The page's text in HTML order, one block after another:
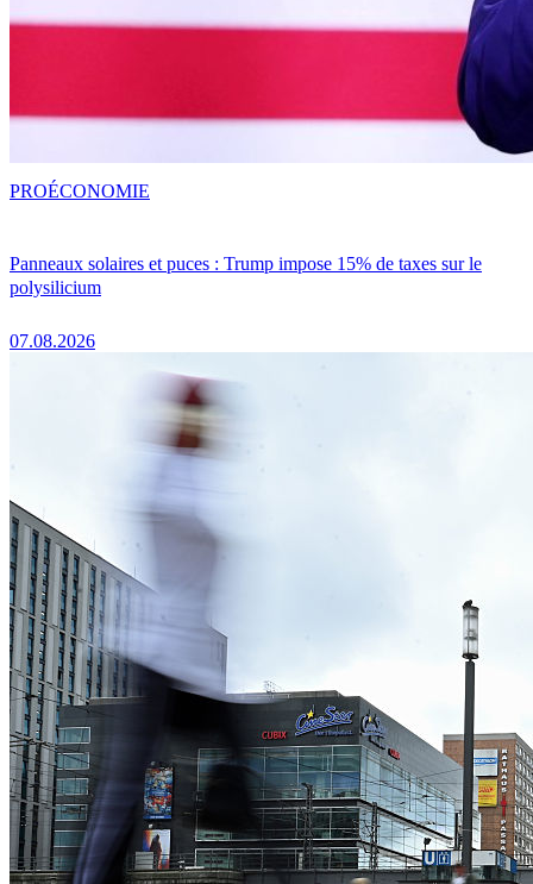
Panneaux solaires et puces : Trump impose 15% de taxes sur le
polysilicium
07.08.2026
PROÉCONOMIE